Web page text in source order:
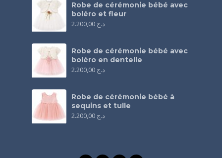
Robe de cérémonie bébé avec
boléro et fleur
د.ج
Robe de cérémonie bébé avec
boléro en dentelle
د.ج
Robe de cérémonie bébé à
sequins et tulle
د.ج